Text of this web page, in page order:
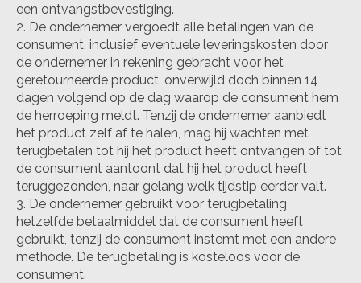
een ontvangstbevestiging.
De ondernemer vergoedt alle betalingen van de
consument, inclusief eventuele leveringskosten door
de ondernemer in rekening gebracht voor het
geretourneerde product, onverwijld doch binnen 14
dagen volgend op de dag waarop de consument hem
de herroeping meldt. Tenzij de ondernemer aanbiedt
het product zelf af te halen, mag hij wachten met
terugbetalen tot hij het product heeft ontvangen of tot
de consument aantoont dat hij het product heeft
teruggezonden, naar gelang welk tijdstip eerder valt.
De ondernemer gebruikt voor terugbetaling
hetzelfde betaalmiddel dat de consument heeft
gebruikt, tenzij de consument instemt met een andere
methode. De terugbetaling is kosteloos voor de
consument.